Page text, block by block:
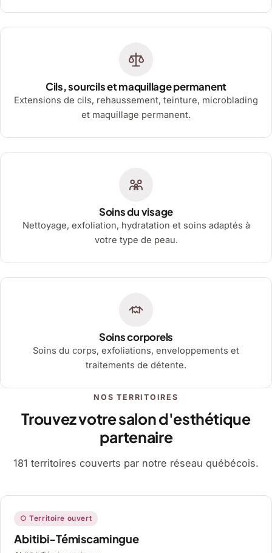
Cils, sourcils et maquillage permanent
Extensions de cils, rehaussement, teinture, microblading
et maquillage permanent.
Soins du visage
Nettoyage, exfoliation, hydratation et soins adaptés à
votre type de peau.
Soins corporels
Soins du corps, exfoliations, enveloppements et
traitements de détente.
NOS TERRITOIRES
Trouvez votre salon d'esthétique
partenaire
181 territoires couverts par notre réseau québécois.
○ Territoire ouvert
Abitibi-Témiscamingue